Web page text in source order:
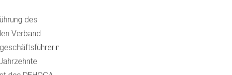
des
Verband